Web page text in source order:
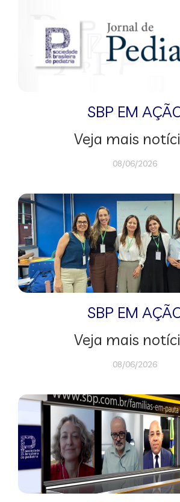
SBP EM
Veja mais
08/06/2026
SBP EM
Veja mais
08/06/2026